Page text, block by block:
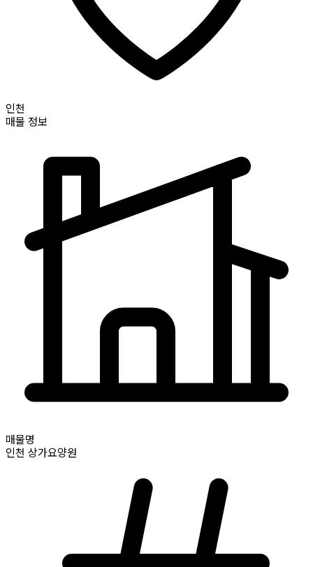
인천
매물 정보
매물명
인천 상가요양원